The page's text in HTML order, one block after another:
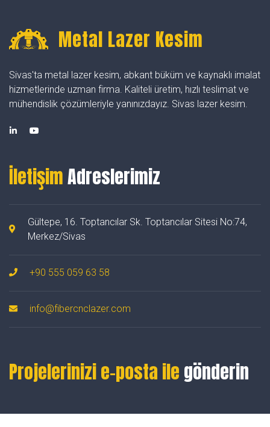
Metal Lazer Kesim
Sivas'ta metal lazer kesim, abkant büküm ve kaynaklı imalat
hizmetlerinde uzman firma. Kaliteli üretim, hızlı teslimat ve
mühendislik çözümleriyle yanınızdayız. Sivas lazer kesim.
İletişimAdreslerimiz
Gültepe, 16. Toptancılar Sk. Toptancılar Sitesi No:74,
Merkez/Sivas
+90 555 059 63 58
info@fibercnclazer.com
Projelerinizi e-posta ile gönderin